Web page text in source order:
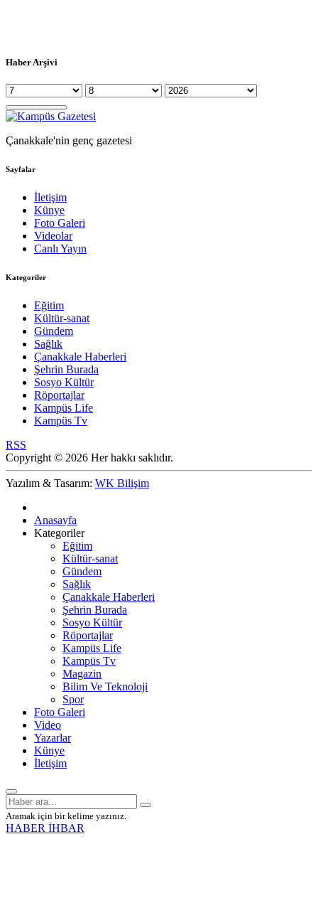
Haber Arşivi
Çanakkale'nin genç gazetesi
Sayfalar
İletişim
Künye
Foto Galeri
Videolar
Canlı Yayın
Kategoriler
Eğitim
Kültür-sanat
Gündem
Sağlık
Çanakkale Haberleri
Şehrin Burada
Sosyo Kültür
Röportajlar
Kampüs Life
Kampüs Tv
RSS
Copyright © 2026 Her hakkı saklıdır.
Yazılım & Tasarım: WK Bilişim
Anasayfa
Kategoriler
Eğitim
Kültür-sanat
Gündem
Sağlık
Çanakkale Haberleri
Şehrin Burada
Sosyo Kültür
Röportajlar
Kampüs Life
Kampüs Tv
Magazin
Bilim Ve Teknoloji
Spor
Foto Galeri
Video
Yazarlar
Künye
İletişim
Aramak için bir kelime yazınız.
HABER İHBAR